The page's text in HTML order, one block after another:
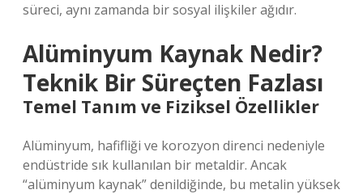
süreci, aynı zamanda bir sosyal ilişkiler ağıdır.
Alüminyum Kaynak Nedir?
Teknik Bir Süreçten Fazlası
Temel Tanım ve Fiziksel Özellikler
Alüminyum, hafifliği ve korozyon direnci nedeniyle
endüstride sık kullanılan bir metaldir. Ancak
“alüminyum kaynak” denildiğinde, bu metalin yüksek